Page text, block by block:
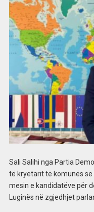
Sali Salihi nga Partia
të kryetarit të komunës së
mesin e kandidatëve për
Luginës në zgjedhjet